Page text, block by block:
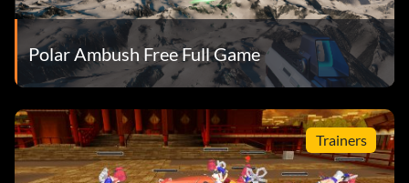
Polar Ambush Free Full Game
Trainers